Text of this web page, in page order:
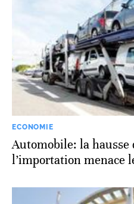
ECONOMIE
Automobile: la hausse
l’importation menace